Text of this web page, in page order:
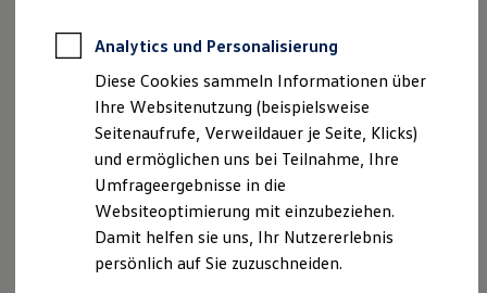
Professional Class bei Volkswagen
Behörden
Direktkunden
Sonderfahrzeuge
Anpfiff zum Gewinn
Elektromobilität
Elektroautos
ID. Tutorials
Elektrofahrzeugkonzepte
ID. EVERY1
Reichweite
Ihre Daten, Ihre Rechte
Gemäß des EU Data Acts wahren wir die
Prinzipien von Transparenz, Fairness und
Nutzerkontrolle beim Datenaustausch. Die
Verordnung stellt sicher, dass generierte Daten
unter klar definierten Bedingungen zugänglich
sind – unter Einhaltung höchster Sicherheits- und
Analytics und Personalisierung
Diese Cookies sammeln Informationen über
Ihre Websitenutzung (beispielsweise
Seitenaufrufe, Verweildauer je Seite, Klicks)
und ermöglichen uns bei Teilnahme, Ihre
Umfrageergebnisse in die
Websiteoptimierung mit einzubeziehen.
Damit helfen sie uns, Ihr Nutzererlebnis
persönlich auf Sie zuzuschneiden.